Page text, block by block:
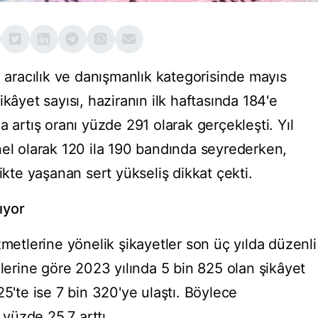
ve danışmanlık kategorisinde mayıs
sayısı, haziranın ilk haftasında 184'e
oranı yüzde 291 olarak gerçekleşti. Yıl
olarak 120 ila 190 bandında seyrederken,
yaşanan sert yükseliş dikkat çekti.
yönelik şikayetler son üç yılda düzenli
göre 2023 yılında 5 bin 825 olan şikâyet
ise 7 bin 320'ye ulaştı. Böylece